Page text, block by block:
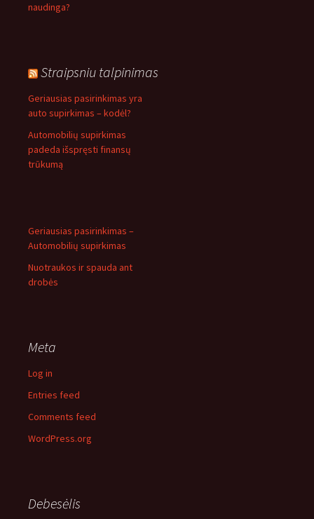
naudinga?
Straipsniu talpinimas
Geriausias pasirinkimas yra
auto supirkimas – kodėl?
Automobilių supirkimas
padeda išspręsti finansų
trūkumą
Geriausias pasirinkimas –
Automobilių supirkimas
Nuotraukos ir spauda ant
drobės
Meta
Log in
Entries feed
Comments feed
WordPress.org
Debesėlis